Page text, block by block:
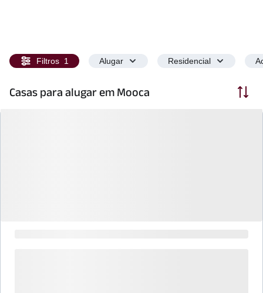
Filtros 1 Alugar Residencial
Casas para alugar em Mooca Ordenar